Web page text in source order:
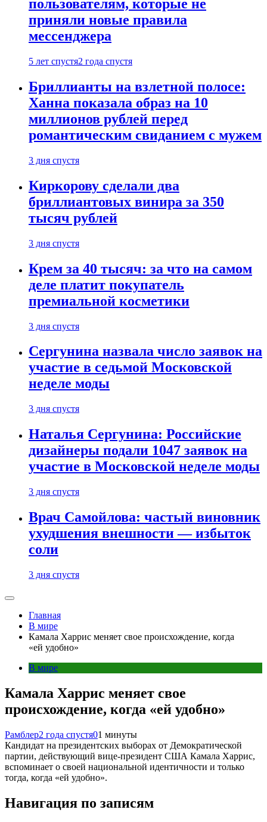
пользователям, которые не
приняли новые правила
мессенджера
5 лет спустя2 года спустя
Бриллианты на взлетной полосе:
Ханна показала образ на 10
миллионов рублей перед
романтическим свиданием с мужем
3 дня спустя
Киркорову сделали два
бриллиантовых винира за 350
тысяч рублей
3 дня спустя
Крем за 40 тысяч: за что на самом
деле платит покупатель
премиальной косметики
3 дня спустя
Сергунина назвала число заявок на
участие в седьмой Московской
неделе моды
3 дня спустя
Наталья Сергунина: Российские
дизайнеры подали 1047 заявок на
участие в Московской неделе моды
3 дня спустя
Врач Самойлова: частый виновник
ухудшения внешности — избыток
соли
3 дня спустя
Главная
В мире
Камала Харрис меняет свое происхождение, когда
«ей удобно»
В мире
Камала Харрис меняет свое
происхождение, когда «ей удобно»
Рамблер2 года спустя01 минуты
Кандидат на президентских выборах от Демократической
партии, действующий вице-президент США Камала Харрис,
вспоминает о своей национальной идентичности и только
тогда, когда «ей удобно».
Навигация по записям